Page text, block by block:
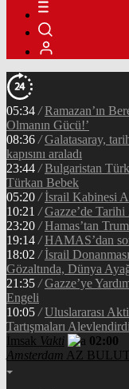
05:34 / Ramazan’ın
Olmanın Gücü!’
08:36 / Galatasaray,
kapısını araladı
23:44 / Bulgaristan
Türkan Bebek
05:20 / İsrail Kabinesi
10:21 / Gazze’de
23:20 / Hamas’tan
19:14 / HAMAS’dan
18:02 / İsrail
Gözaltında, Dünya
21:35 / Gazze’ye
Engeli
10:05 / Uluslararası
Tartışmaları Alevlendirdi
İmsak Vakti
02:00
Amsterdam AZ